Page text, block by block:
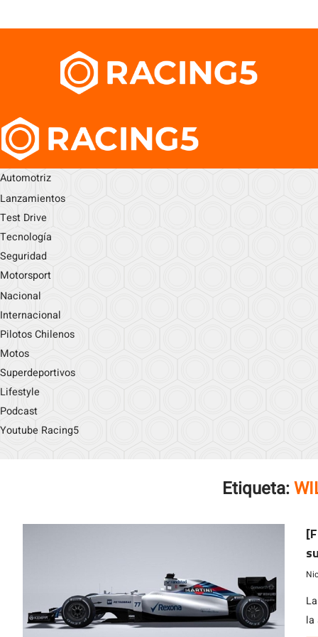
Automotriz
Lanzamientos
Test Drive
Tecnología
Seguridad
Motorsport
Nacional
Internacional
Pilotos Chilenos
Motos
Superdeportivos
Lifestyle
Podcast
Youtube Racing5
Etiqueta:
la